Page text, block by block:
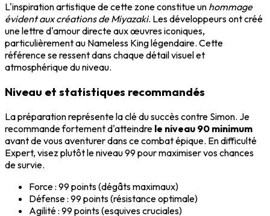
L'inspiration artistique de cette zone constitue un hommage
évident aux créations de Miyazaki. Les développeurs ont créé
une lettre d'amour directe aux œuvres iconiques,
particulièrement au Nameless King légendaire. Cette
référence se ressent dans chaque détail visuel et
atmosphérique du niveau.
Niveau et statistiques recommandés
La préparation représente la clé du succès contre Simon. Je
recommande fortement d'atteindre le niveau 90 minimum
avant de vous aventurer dans ce combat épique. En difficulté
Expert, visez plutôt le niveau 99 pour maximiser vos chances
de survie.
Force : 99 points (dégâts maximaux)
Défense : 99 points (résistance optimale)
Agilité : 99 points (esquives cruciales)